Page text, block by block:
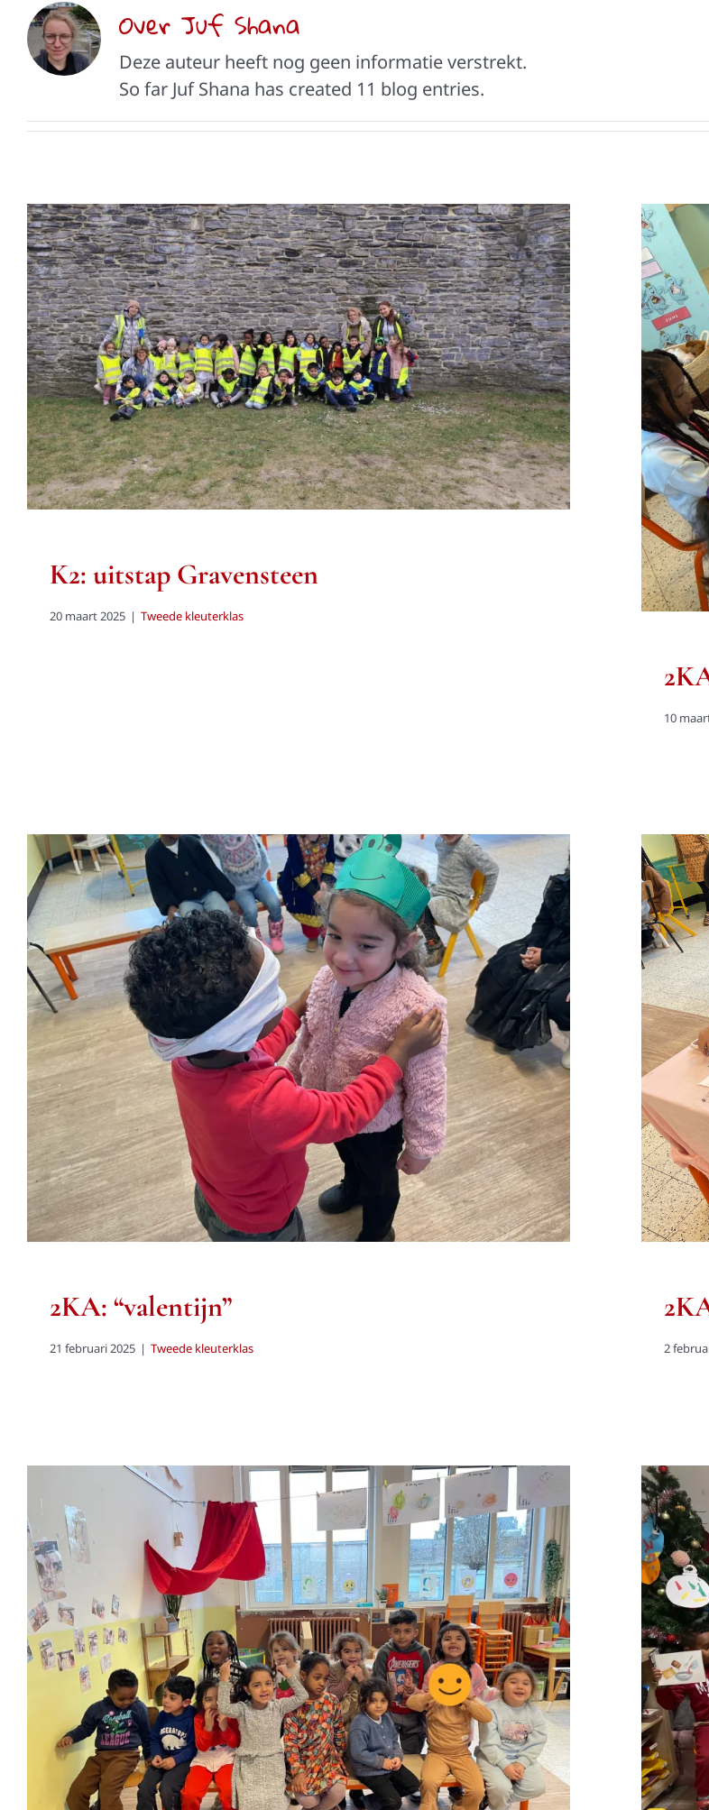
Over Juf Shana
Deze auteur heeft nog geen informatie verstrekt.
So far Juf Shana has created 11 blog entries.
K2: uitstap Gravensteen
Tweede kleuterklas
K2: uitstap Gravensteen
20 maart 2025 | Tweede kleuterklas
10
2KA: “valentijn”
Tweede kleuterklas
2KA: “valentijn”
21 februari 2025 | Tweede kleuterklas 2
2KA: Emoties + zilveren weken
Tweede kleuterklas